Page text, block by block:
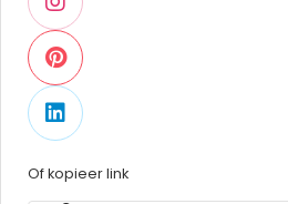
Of kopieer link